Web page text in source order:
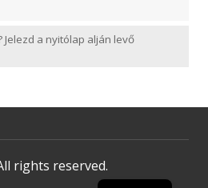
Jelezd a nyitólap alján levő
rights reserved.